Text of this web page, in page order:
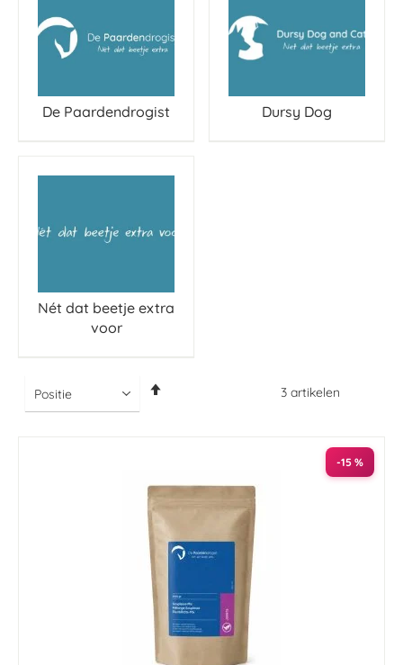
De Paardendrogist Dursy Dog
Nét dat beetje extra
voor
3 artikelen
-15 %